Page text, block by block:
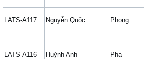
LATS-A117 Nguyễn Quốc Phong
LATS-A116 Huỳnh Anh Pha